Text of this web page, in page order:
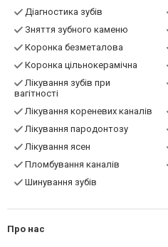
Діагностика зубів
Зняття зубного каменю
Коронка безметалова
Коронка цільнокерамічна
Лікування зубів при
вагітності
Лікування кореневих каналів
Лікування пародонтозу
Лікування ясен
Пломбування каналів
Шинування зубів
Про нас